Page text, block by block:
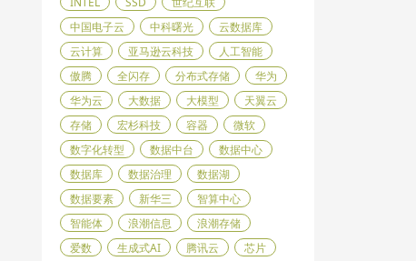
中国电子云
中科曙光
云数据库
云计算
亚马逊云科技
人工智能
傲腾
全闪存 分布式存储
华为
华为云
大数据 大模型
天翼云
存储
宏杉科技 容器
微软
数字化转型
数据中台
数据中心
数据库
数据治理
数据湖
数据要素
新华三
智算中心
智能体
浪潮信息
浪潮存储
爱数
生成式AI 腾讯云
芯片